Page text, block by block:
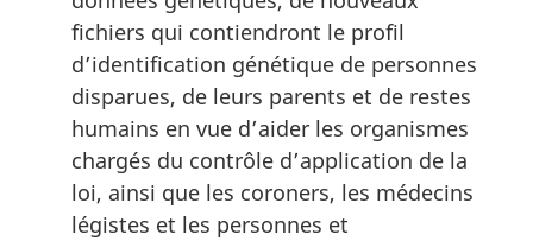
fichiers qui contiendront le profil
d’identification génétique de personnes
disparues, de leurs parents et de restes
humains en vue d’aider les organismes
chargés du contrôle d’application de la
loi, ainsi que les coroners, les médecins
légistes et les personnes et